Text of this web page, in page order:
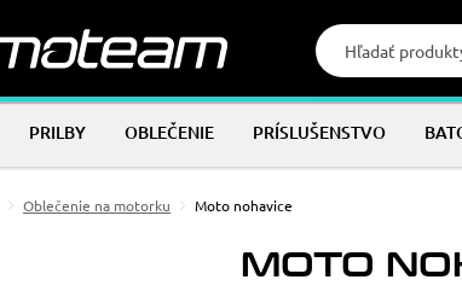
PRILBY OBLEČENIE PRÍSLUŠENSTVO
Oblečenie na motorku Moto nohavice
MOTO